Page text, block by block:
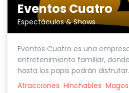
Eventos Cuatro
Espectáculos & Shows
Eventos Cuatro es una
entretenimiento familiar,
hasta los papis podrán
Atracciones Hinchables Magos